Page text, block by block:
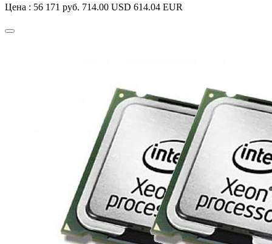
Цена : 56 171 руб. 714.00 USD 614.04 EUR